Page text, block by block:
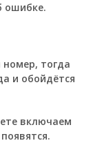
ошибке.
номер, тогда
и обойдётся
включаем